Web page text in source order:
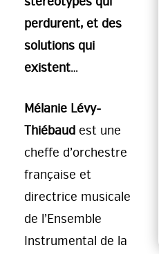
perdurent, et des
solutions qui
existent…
Mélanie Lévy-
Thiébaud est une
cheffe d’orchestre
française et
directrice musicale
de l’Ensemble
Instrumental de la